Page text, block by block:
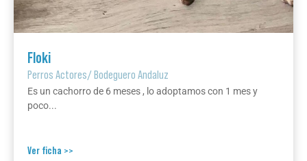
Floki
Perros Actores/Bodeguero Andaluz
Es un cachorro de 6 meses , lo adoptamos con 1 mes y
poco...
Ver ficha >>